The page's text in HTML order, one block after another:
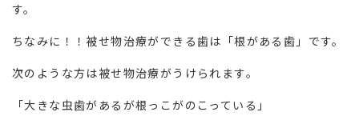
す。
ちなみに！！被せ物治療ができる歯は「根がある歯」です。
次のような方は被せ物治療がうけられます。
「大きな虫歯があるが根っこがのこっている」